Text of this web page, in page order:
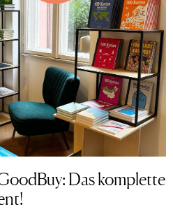
Das komplette